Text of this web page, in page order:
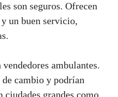
son seguros. Ofrecen
un buen servicio,
ambulantes.
cambio y podrían
grandes como